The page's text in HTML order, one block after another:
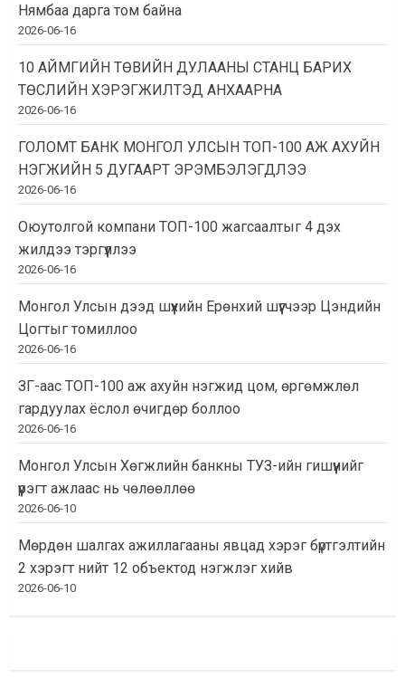
Нямбаа дарга том байна
2026-06-16
10 АЙМГИЙН ТӨВИЙН ДУЛААНЫ СТАНЦ БАРИХ
ТӨСЛИЙН ХЭРЭГЖИЛТЭД АНХААРНА
2026-06-16
ГОЛОМТ БАНК МОНГОЛ УЛСЫН ТОП-100 АЖ АХУЙН
НЭГЖИЙН 5 ДУГААРТ ЭРЭМБЭЛЭГДЛЭЭ
2026-06-16
Оюутолгой компани ТОП-100 жагсаалтыг 4 дэх
жилдээ тэргүүллээ
2026-06-16
Монгол Улсын дээд шүүхийн Ерөнхий шүүгчээр Цэндийн
Цогтыг томиллоо
2026-06-16
ЗГ-аас ТОП-100 аж ахуйн нэгжид цом, өргөмжлөл
гардуулах ёслол өчигдөр боллоо
2026-06-16
Монгол Улсын Хөгжлийн банкны ТУЗ-ийн гишүүнийг
үүрэгт ажлаас нь чөлөөллөө
2026-06-10
Мөрдөн шалгах ажиллагааны явцад хэрэг бүртгэлтийн
2 хэрэгт нийт 12 объектод нэгжлэг хийв
2026-06-10